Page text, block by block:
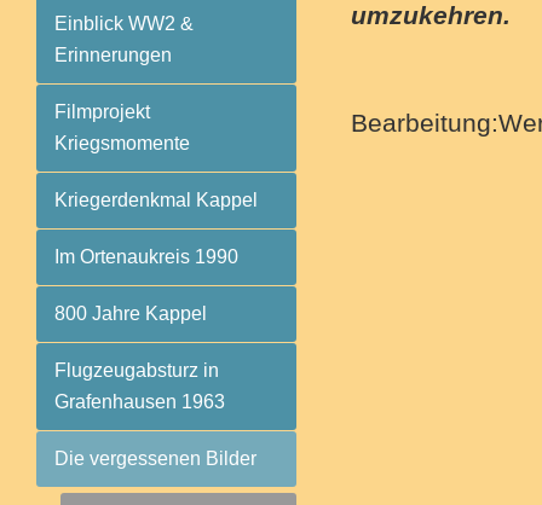
Einblick WW2 &
Erinnerungen
Filmprojekt
Kriegsmomente
Kriegerdenkmal Kappel
Im Ortenaukreis 1990
800 Jahre Kappel
Flugzeugabsturz in
Grafenhausen 1963
Die vergessenen Bilder
umzukehren.